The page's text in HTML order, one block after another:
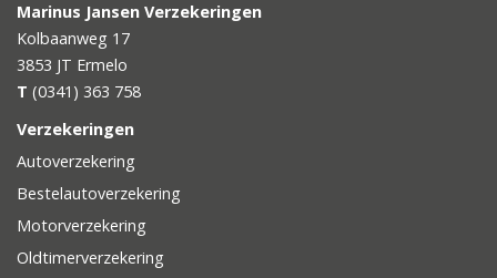
Marinus Jansen Verzekeringen
Kolbaanweg 17
3853 JT Ermelo
T (0341) 363 758
Verzekeringen
Autoverzekering
Bestelautoverzekering
Motorverzekering
Oldtimerverzekering